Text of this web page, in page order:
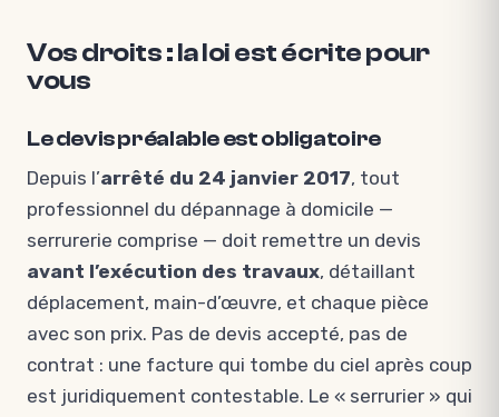
Vos droits : la loi est écrite pour
vous
Le devis préalable est obligatoire
Depuis l’arrêté du 24 janvier 2017, tout
professionnel du dépannage à domicile —
serrurerie comprise — doit remettre un devis
avant l’exécution des travaux, détaillant
déplacement, main-d’œuvre, et chaque pièce
avec son prix. Pas de devis accepté, pas de
contrat : une facture qui tombe du ciel après coup
est juridiquement contestable. Le « serrurier » qui